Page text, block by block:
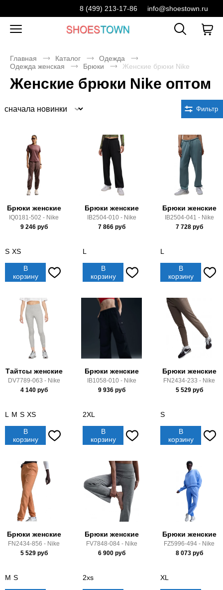
8 (499) 213-17-86 info@shoestown.ru
Главная Каталог
Одежда
Одежда женская
Брюки Женские брюки Nike
Женские брюки Nike оптом
Фильтр
Брюки женские
IQ0181-502 - Nike
9 246руб
S XS
В
корзину
Брюки женские
IB2504-010 - Nike
7 866руб
L
В
корзину
Брюки женские
IB2504-041 - Nike
7 728руб
L
В
корзину
Тайтсы женские
DV7789-063 - Nike
4 140руб
L M S XS
В
корзину
Брюки женские
IB1058-010 - Nike
9 936руб
2XL
В
корзину
Брюки женские
FN2434-233 - Nike
5 529руб
S
В
корзину
Брюки женские
FN2434-856 - Nike
5 529руб
M S
Брюки женские
FV7848-084 - Nike
6 900руб
2xs
Брюки женские
FZ5996-494 - Nike
8 073руб
XL